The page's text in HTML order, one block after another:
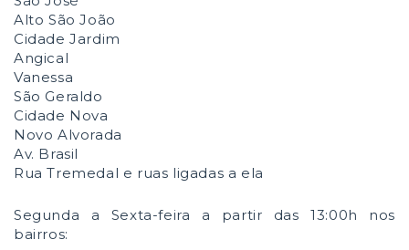
Alto São João
Cidade Jardim
Angical
Vanessa
São Geraldo
Cidade Nova
Novo Alvorada
Av. Brasil
Rua Tremedal e ruas ligadas a ela
Segunda a Sexta-feira a partir das 13:00h nos
bairros: